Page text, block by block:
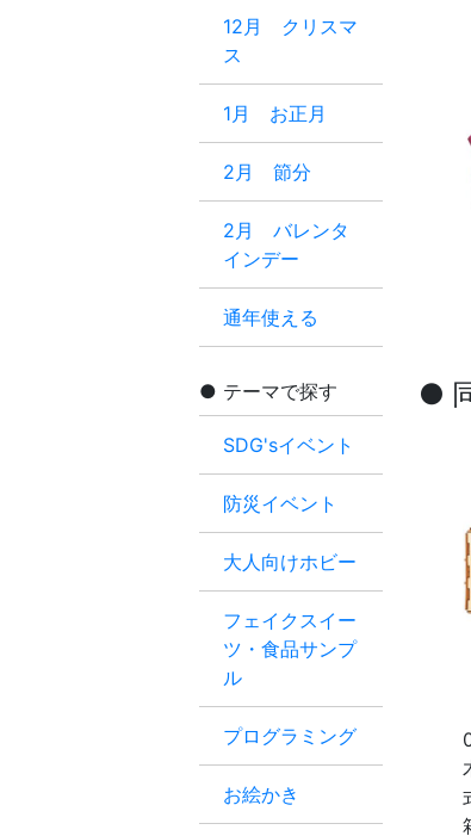
12月 クリスマ
ス
1月 お正月
2月 節分
2月 バレンタ
インデー
通年使える
テーマで探す
SDG'sイベント
防災イベント
大人向けホビー
フェイクスイー
ツ・食品サンプ
ル
プログラミング
お絵かき
●